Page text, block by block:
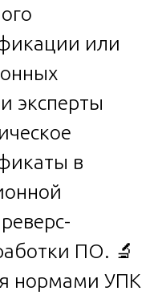
или
эксперты
в
ПО. 🔬
нормами УПК